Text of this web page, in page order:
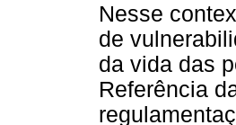
Nesse
de
da vida das
Referência